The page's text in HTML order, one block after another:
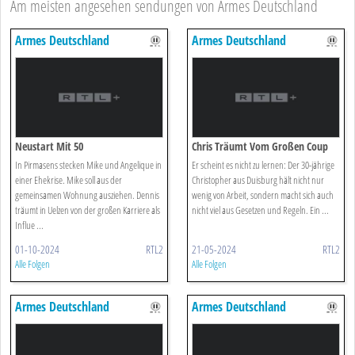
Am meisten angesehen sendungen von Armes Deutschland
Armes Deutschland
Neustart Mit 50
In Pirmasens stecken Mike und Angelique in
einer Ehekrise. Mike soll aus der
gemeinsamen Wohnung ausziehen. Dennis
träumt in Uelzen von der großen Karriere als
Influe ...
01-10-2024 RTL2
Alle Folgen
Armes Deutschland
Chris Träumt Vom Großen Coup
Er scheint es nicht zu lernen: Der 30-jährige
Christopher aus Duisburg hält nicht nur
wenig von Arbeit, sondern macht sich auch
nicht viel aus Gesetzen und Regeln. Ein ...
21-05-2024 RTL2
Alle Folgen
Armes Deutschland Armes Deutschland